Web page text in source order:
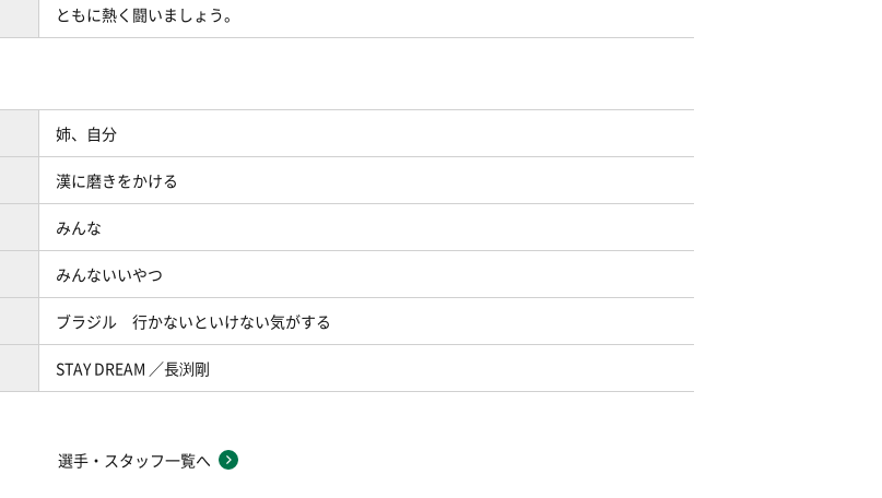
ともに熱く闘いましょう。
姉、自分
漢に磨きをかける
みんな
みんないいやつ
ブラジル 行かないといけない気がする
STAY DREAM ／長渕剛
選手・スタッフ一覧へ